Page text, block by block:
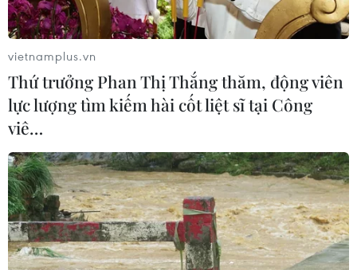
vietnamplus.vn
Thứ trưởng Phan Thị Thắng thăm, động viên
lực lượng tìm kiếm hài cốt liệt sĩ tại Công
viê…